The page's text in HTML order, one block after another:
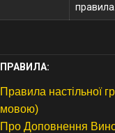
правила.
ПРАВИЛА:
Правила настільної
мовою)
Про Доповнення